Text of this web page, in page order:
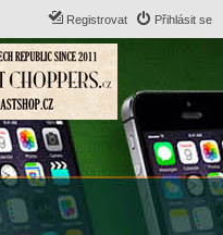
Přihlásit se
Registrovat